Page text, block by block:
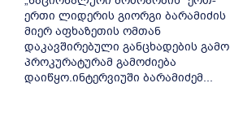
ერთი ლიდერის გიორგი ბარამიძის
მიერ აფხაზეთის ომთან
დაკავშირებული განცხადების გამო
პროკურატურამ გამოძიება
დაიწყო.ინტერვიუში ბარამიძემ...